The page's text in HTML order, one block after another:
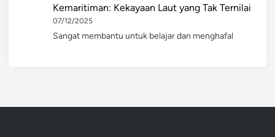
Kemaritiman: Kekayaan Laut yang Tak Ternilai
07/12/2025
Sangat membantu untuk belajar dan menghafal